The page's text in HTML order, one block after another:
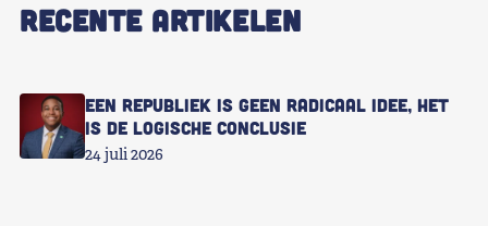
RECENTE ARTIKELEN
Een republiek is geen radicaal idee, het
is de logische conclusie
24 juli 2026